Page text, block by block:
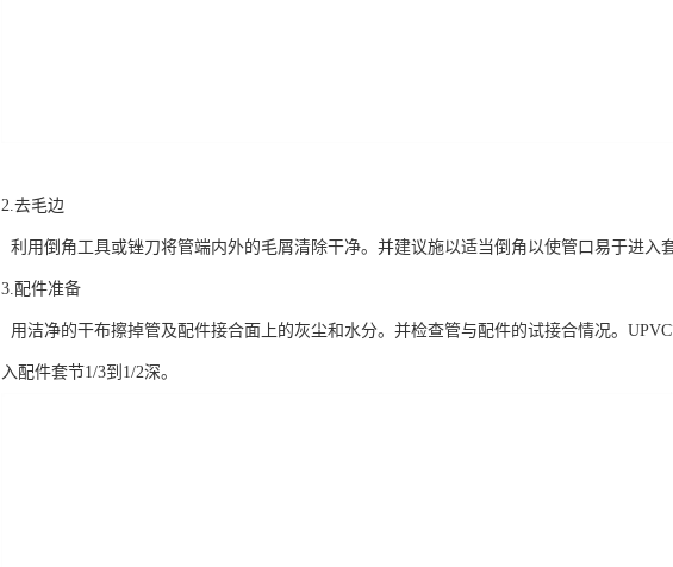
2.去毛边
利用倒角工具或锉刀将管端内外的毛屑清除干净。并建议施以适当倒角以使管口易于进入
3.配件准备
用洁净的干布擦掉管及配件接合面上的灰尘和水分。并检查管与配件的试接合情况。
入配件套节1/3到1/2深。